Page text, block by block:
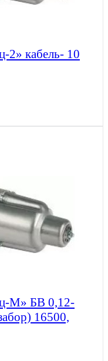
2» кабель- 10
М» БВ 0,12-
16500,